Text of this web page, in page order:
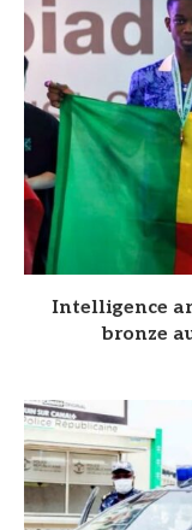
Intelligence
bronze